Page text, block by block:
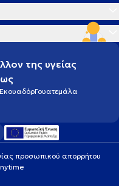
της υγείας
ΕκουαδόρΓουατεμάλα
προσωπικού απορρήτου